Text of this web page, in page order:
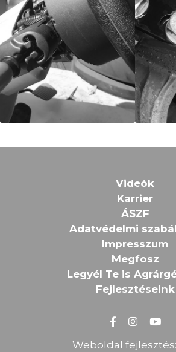
Videók
Karrier
ÁSZF
Adatvédelmi
Impresszum
Megfosz
Legyél Te is
Fejlesztéseink
Weboldal fejlesztés: